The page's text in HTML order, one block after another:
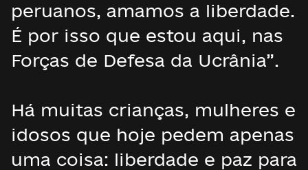
peruanos, amamos a liberdade.
É por isso que estou aqui, nas
Forças de Defesa da Ucrânia”.
Há muitas crianças, mulheres e
idosos que hoje pedem apenas
uma coisa: liberdade e paz para